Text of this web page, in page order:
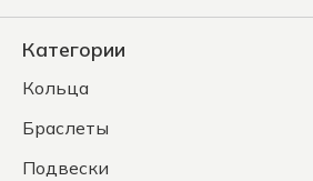
Категории
Кольца
Браслеты
Подвески